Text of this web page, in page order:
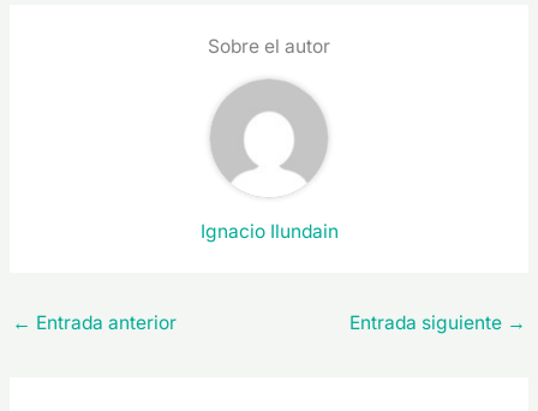
Sobre el autor
Ignacio Ilundain
← Entrada anterior Entrada siguiente →